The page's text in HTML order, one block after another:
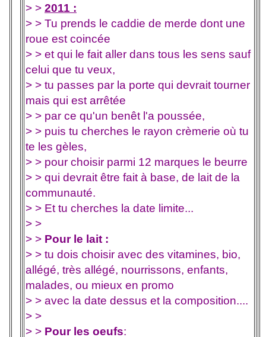
> > 2011 :
> > Tu prends le caddie de merde dont une
roue est coincée
> > et qui le fait aller dans tous les sens sauf
celui que tu veux,
> > tu passes par la porte qui devrait tourner
mais qui est arrêtée
> > par ce qu'un benêt l'a poussée,
> > puis tu cherches le rayon crèmerie où tu
te les gèles,
> > pour choisir parmi 12 marques le beurre
> > qui devrait être fait à base, de lait de la
communauté.
> > Et tu cherches la date limite...
> >
> > Pour le lait :
> > tu dois choisir avec des vitamines, bio,
allégé, très allégé, nourrissons, enfants,
malades, ou mieux en promo
> > avec la date dessus et la composition....
> >
> > Pour les oeufs: